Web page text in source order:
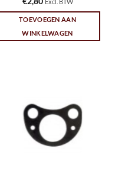
TOEVOEGEN AAN
WINKELWAGEN